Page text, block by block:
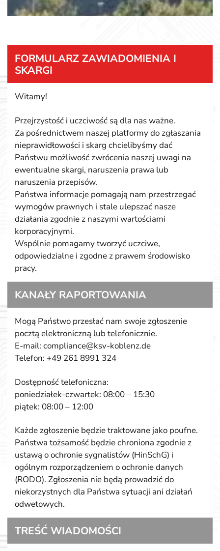
FORMULARZ ZAWIADOMIENIA I
SKARGI
Witamy!
Przejrzystość i uczciwość są dla nas ważne.
Za pośrednictwem naszej platformy do zgłaszania
nieprawidłowości i skarg chcielibyśmy dać
Państwu możliwość zwrócenia naszej uwagi na
ewentualne skargi, naruszenia prawa lub
naruszenia przepisów.
Państwa informacje pomagają nam przestrzegać
wymogów prawnych i stale ulepszać nasze
działania zgodnie z naszymi wartościami
korporacyjnymi.
Wspólnie pomagamy tworzyć uczciwe,
odpowiedzialne i zgodne z prawem środowisko
pracy.
KANAŁY RAPORTOWANIA
Mogą Państwo przesłać nam swoje zgłoszenie
pocztą elektroniczną lub telefonicznie.
E-mail: compliance@ksv-koblenz.de
Telefon: +49 261 8991 324
Dostępność telefoniczna:
poniedziałek-czwartek: 08:00 – 15:30
piątek: 08:00 – 12:00
Każde zgłoszenie będzie traktowane jako poufne.
Państwa tożsamość będzie chroniona zgodnie z
ustawą o ochronie sygnalistów (HinSchG) i
ogólnym rozporządzeniem o ochronie danych
(RODO). Zgłoszenia nie będą prowadzić do
niekorzystnych dla Państwa sytuacji ani działań
odwetowych.
TREŚĆ WIADOMOŚCI